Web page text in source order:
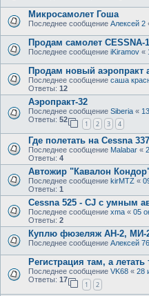
Микросамолет Гоша
Последнее сообщение Алексей 2
Продам самолет CESSNA-
Последнее сообщение iKiramov «
Продам новый аэропракт
Последнее сообщение саша
Ответы: 12
Аэропракт-32
Последнее сообщение Siberia «
Ответы: 52
1 2 3 4
Где полетать на Cessna
Последнее сообщение Malabar «
Ответы: 4
Автожир "Кавалон
Последнее сообщение kirMTZ «
Ответы: 1
Cessna 525 - CJ с умным
Последнее сообщение xma « 05
Ответы: 2
Куплю фюзеляж АН-2, МИ-
Последнее сообщение Алексей 76
Регистрация там, а летать
Последнее сообщение VK68 « 28
Ответы: 17
1 2